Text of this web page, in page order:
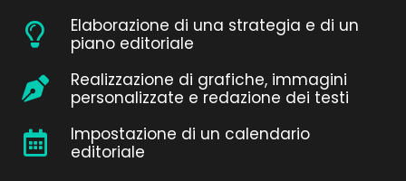
Elaborazione di una strategia e di un
piano editoriale
Realizzazione di grafiche, immagini
personalizzate e redazione dei testi​
Impostazione di un calendario
editoriale​